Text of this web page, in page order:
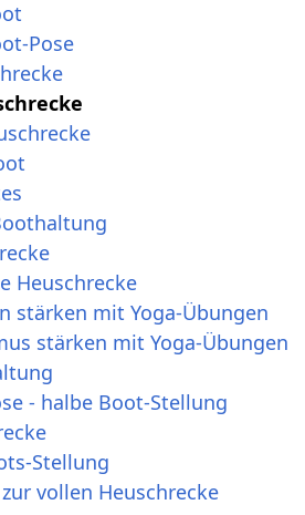
Pose
Heuschrecke
stärken mit Yoga-Übungen
stärken mit Yoga-Übungen
- halbe Boot-Stellung
Stellung
vollen Heuschrecke